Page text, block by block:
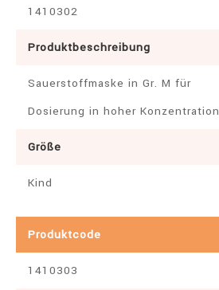
1410302
Produktbeschreibung
Sauerstoffmaske in Gr. M für
Dosierung in hoher Konzentration
Größe
Kind
Produktcode
1410303